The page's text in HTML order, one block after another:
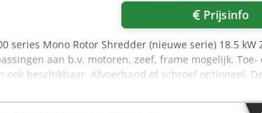
Prijsinfo
series Mono Rotor Shredder (nieuwe serie) 18.5 kW
aan b.v. motoren, zeef, frame mogelijk. Toe-
beschikbaar. Afvoerband of schroef optioneel.
firmanaam en telefoonnummer vermelden.